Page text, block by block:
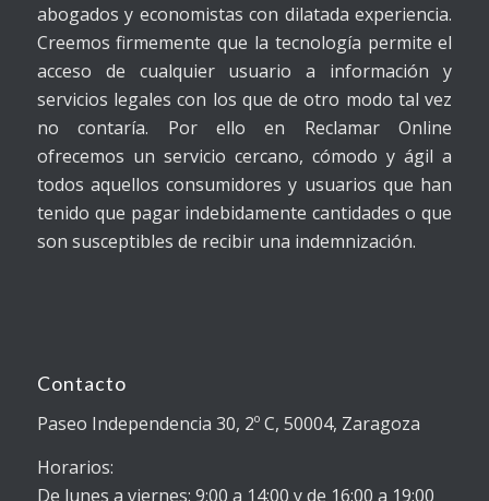
abogados y economistas con dilatada experiencia.
Creemos firmemente que la tecnología permite el
acceso de cualquier usuario a información y
servicios legales con los que de otro modo tal vez
no contaría. Por ello en Reclamar Online
ofrecemos un servicio cercano, cómodo y ágil a
todos aquellos consumidores y usuarios que han
tenido que pagar indebidamente cantidades o que
son susceptibles de recibir una indemnización.
Contacto
Paseo Independencia 30, 2º C, 50004, Zaragoza
Horarios:
De lunes a viernes: 9:00 a 14:00 y de 16:00 a 19:00